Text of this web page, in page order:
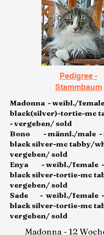
Pedigree -
Stammbaum
Madonna - weibl./
black(silver)-tortie-mc
- vergeben/ sold
Bono - männl./male -
black silver-mc
vergeben/ sold
Enya - weibl./female -
black silver-tortie-mc
vergeben/ sold
Sade - weibl./
black silver-tortie-mc
vergeben/ sold
Madonna - 12